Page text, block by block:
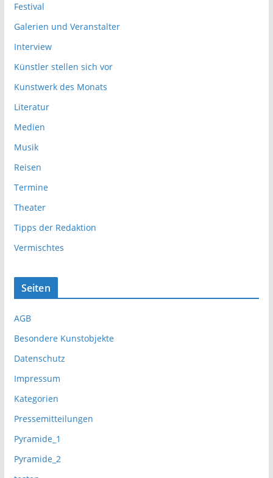
Festival
Galerien und Veranstalter
Interview
Künstler stellen sich vor
Kunstwerk des Monats
Literatur
Medien
Musik
Reisen
Termine
Theater
Tipps der Redaktion
Vermischtes
Seiten
AGB
Besondere Kunstobjekte
Datenschutz
Impressum
Kategorien
Pressemitteilungen
Pyramide_1
Pyramide_2